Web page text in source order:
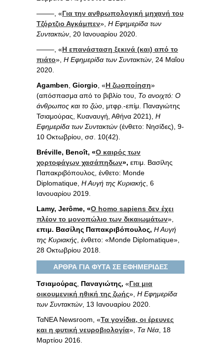
——–, «Για την ανθρωπολογική μηχανή του
Τζόρτζιο Αγκάμπεν», Η Εφημερίδα των
Συντακτών, 20 Ιανουαρίου 2020.
——–, «Η επανάσταση ξεκινά (και) από το
πιάτο», Η Εφημερίδα των Συντακτών, 24 Μαΐου
2020.
Agamben, Giorgio, «Η ζωοποίηση»
(απόσπασμα από το βιβλίο του, Το ανοιχτό: Ο
άνθρωπος και το ζώο, μτφρ.-επίμ. Παναγιώτης
Τσιαμούρας, Κυαναυγή, Αθήνα 2021), Η
Εφημερίδα των Συντακτών (ένθετο: Νησίδες), 9-
10 Οκτωβρίου, σσ. 10(42).
Bréville, Benoît, «Ο καιρός των
χορτοφάγων χασάπηδων», επιμ. Βασίλης
Παπακριβόπουλος, ένθετο: Monde
Diplomatique, Η Αυγή της Κυριακής, 6
Ιανουαρίου 2019.
Lamy, Jerôme, «O homo sapiens δεν έχει
πλέον το μονοπώλιο των δικαιωμάτων»,
επιμ. Βασίλης Παπακριβόπουλος, Η Αυγή
της Κυριακής, ένθετο: «Monde Diplomatique»,
28 Οκτωβρίου 2018.
ΑΡΘΡΑ ΓΙΑ ΦΥΤΑ ΣΕ ΕΦΗΜΕΡΙΔΕΣ
Τσιαμούρας, Παναγιώτης, «Για μια
οικουμενική ηθική της ζωής», Η Εφημερίδα
των Συντακτών, 13 Ιανουαρίου 2020.
ΤαΝΕΑ Newsroom, «Τα γονίδια, οι έρευνες
και η φυτική νευροβιολογία», Τα Νέα, 18
Μαρτίου 2016.